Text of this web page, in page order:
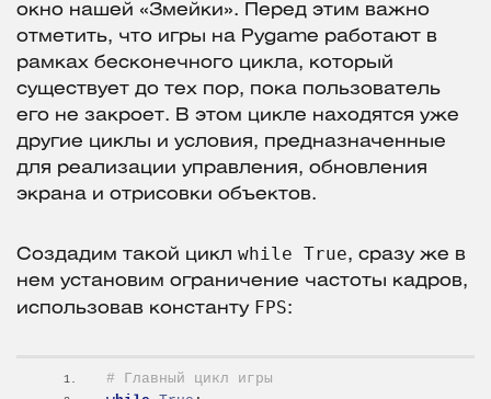
окно нашей «Змейки». Перед этим важно
отметить, что игры на Pygame работают в
рамках бесконечного цикла, который
существует до тех пор, пока пользователь
его не закроет. В этом цикле находятся уже
другие циклы и условия, предназначенные
для реализации управления, обновления
экрана и отрисовки объектов.
Создадим такой цикл while True, сразу же в
нем установим ограничение частоты кадров,
использовав константу FPS:
# Главный цикл игры